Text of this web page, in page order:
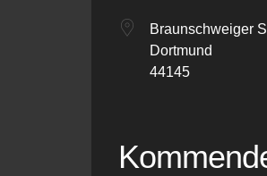
Braunschweiger
Dortmund
44145